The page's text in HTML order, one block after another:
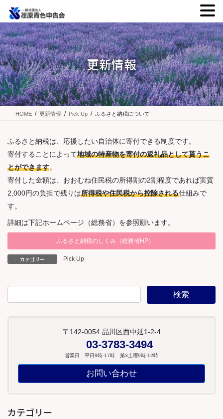
コ
ン
テ
ン
ツ
に
移
動
ナ
ビ
ゲ
ー
シ
ョ
ン
に
更新情報
HOME 更新情報 Pick Up ふるさと納税について
ふるさと納税は、応援したい自治体に寄付できる制度です。
寄付することによって地域の特産物を寄付の返礼品として貰うこ
とができます。
寄付した金額は、おおむね住民税の所得割の2割程度であれば実質
2,000円の負担で残りは所得税や住民税から控除される仕組みで
す。
詳細は下記ホームページ（総務省）を参照願います。
ふるさと納税のしくみ（総務省HP）
カテゴリー Pick Up
〒142-0054 品川区西中延1-2-4
03-3783-3494
営業日 平日9時-17時 第3土曜9時-12時
お問い合わせ
カテゴリー